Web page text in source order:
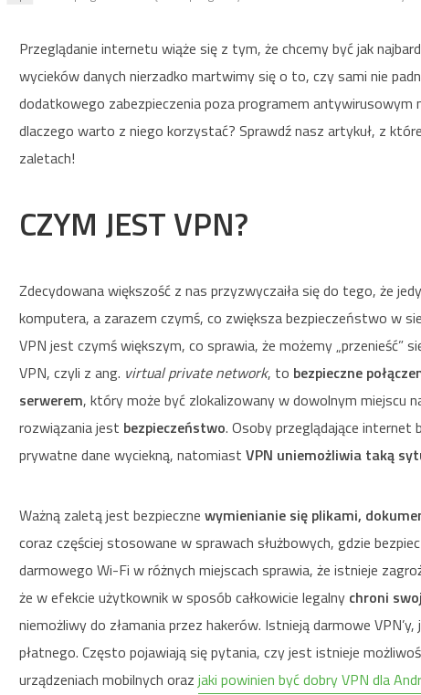
Przeglądanie internetu wiąże się z tym, że chcemy być jak
wycieków danych nierzadko martwimy się o to, czy sami nie
dodatkowego zabezpieczenia poza programem antywirusowym
dlaczego warto z niego korzystać? Sprawdź nasz artykuł, z
zaletach!
CZYM JEST VPN?
Zdecydowana większość z nas przyzwyczaiła się do tego, że
komputera, a zarazem czymś, co zwiększa bezpieczeństwo w
VPN jest czymś większym, co sprawia, że możemy „przenieść”
VPN, czyli z ang. virtual private network, to bezpieczne
serwerem, który może być zlokalizowany w dowolnym miejscu
rozwiązania jest bezpieczeństwo. Osoby przeglądające internet
prywatne dane wyciekną, natomiast VPN uniemożliwia taką
Ważną zaletą jest bezpieczne wymienianie się plikami,
coraz częściej stosowane w sprawach służbowych, gdzie
darmowego Wi-Fi w różnych miejscach sprawia, że istnieje
że w efekcie użytkownik w sposób całkowicie legalny chroni
niemożliwy do złamania przez hakerów. Istnieją darmowe
płatnego. Często pojawiają się pytania, czy jest istnieje
urządzeniach mobilnych oraz jaki powinien być dobry VPN dla